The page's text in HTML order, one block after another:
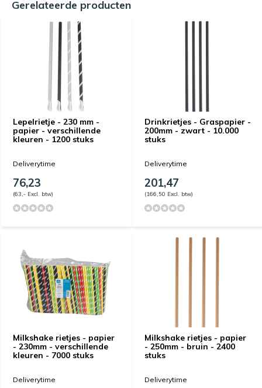
Gerelateerde producten
Lepelrietje - 230 mm -
papier - verschillende
kleuren - 1200 stuks
Deliverytime
76,23
(63,- Excl. btw)
Drinkrietjes - Graspapier -
200mm - zwart - 10.000
stuks
Deliverytime
201,47
(166,50 Excl. btw)
Milkshake rietjes - papier
- 230mm - verschillende
kleuren - 7000 stuks
Deliverytime
Milkshake rietjes - papier
- 250mm - bruin - 2400
stuks
Deliverytime